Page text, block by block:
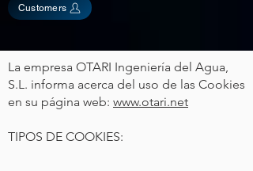
Customers
La empresa OTARI Ingeniería del Agua,
S.L. informa acerca del uso de las Cookies
en su página web: www.otari.net
TIPOS DE COOKIES: